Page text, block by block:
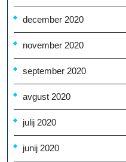
december 2020
november 2020
september 2020
avgust 2020
julij 2020
junij 2020